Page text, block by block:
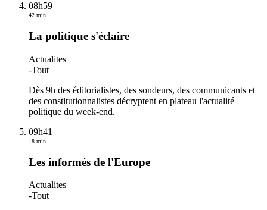
08h59
42 min
La politique s'éclaire
Actualites
-Tout
Dès 9h des éditorialistes, des sondeurs, des communicants et
des constitutionnalistes décryptent en plateau l'actualité
politique du week-end.
09h41
18 min
Les informés de l'Europe
Actualites
-Tout